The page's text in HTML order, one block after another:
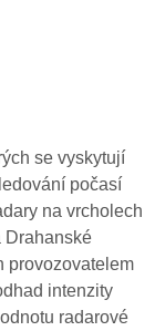
se vyskytují
počasí
na vrcholech
Drahanské
provozovatelem
intenzity
radarové